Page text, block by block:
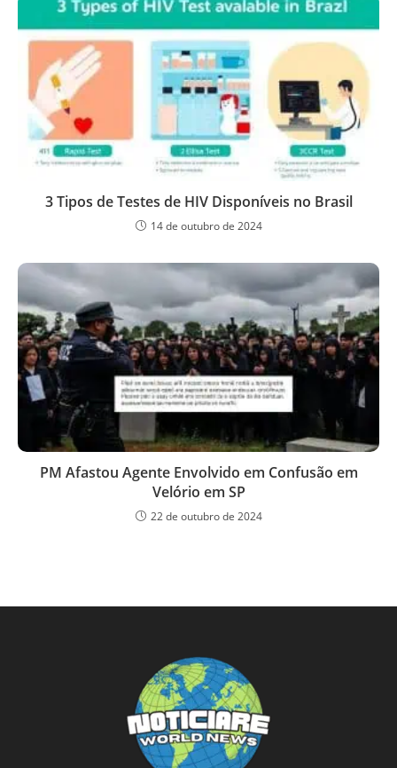
3 Tipos de Testes de HIV Disponíveis no Brasil
14 de outubro de 2024
PM Afastou Agente Envolvido em Confusão em
Velório em SP
22 de outubro de 2024